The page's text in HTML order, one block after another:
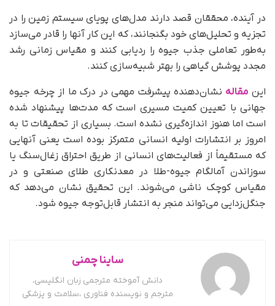
در آینده، محققان قصد دارند مدل‌های پویای سیستم زمین را در
تجزیه و تحلیل‌های خود بگنجانند، که این کار آنها را قادر می‌سازد
به‌طور تعاملی جذب جیوه را ردیابی کنند و مقیاس زمانی رشد
مجدد پوشش گیاهی را بهتر شبیه‌سازی کنند.
این مقاله نشا‌ن‌دهنده پیشرفت مهمی در درک ما از چرخه جیوه
جهانی با تعیین کمیت مسیری است که مدت‌ها پیشنهاد شده
است اما هنوز اندازه‌گیری نشده است. بسیاری از تحقیقات تا به
امروز بر انتشارات اولیه انسانی متمرکز بوده است یعنی آنهایی
که مستقیماً از فعالیت‌های انسانی از طریق احتراق زغال‌سنگ یا
سوزاندن آمالگام جیوه-طلا در معدنکاری طلای صنعتی و در
مقیاس کوچک ناشی می‌شوند. این تحقیق نشان می‌دهد که
جنگل‌زدایی می‌تواند منجر به انتشار قابل‌توجه جیوه شود.
ساینا چمنی
دانش آموخته مترجمی زبان انگلیسی،
مترجم و نویسنده فناوری ،سلامت و پزشکی